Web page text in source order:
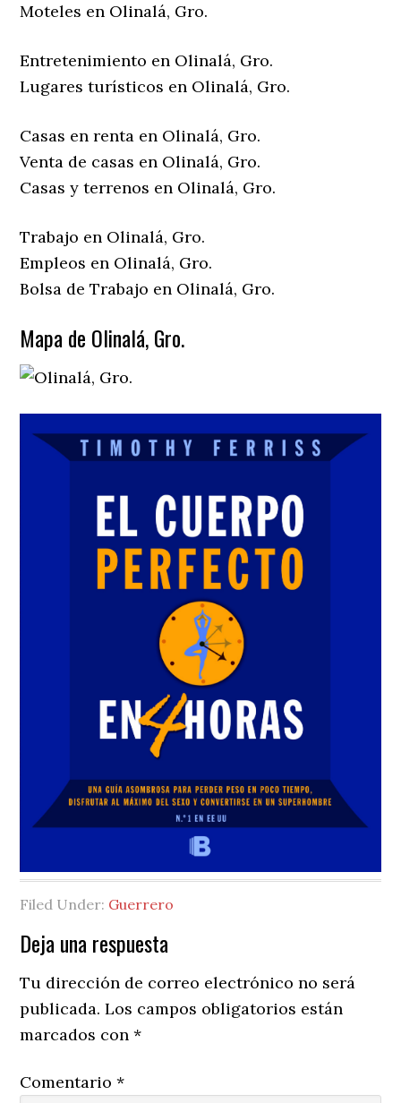
Moteles en Olinalá, Gro.
Entretenimiento en Olinalá, Gro.
Lugares turísticos en Olinalá, Gro.
Casas en renta en Olinalá, Gro.
Venta de casas en Olinalá, Gro.
Casas y terrenos en Olinalá, Gro.
Trabajo en Olinalá, Gro.
Empleos en Olinalá, Gro.
Bolsa de Trabajo en Olinalá, Gro.
Mapa de Olinalá, Gro.
Filed Under: Guerrero
Reader
Interactions
Deja una respuesta
Tu dirección de correo electrónico no será
publicada. Los campos obligatorios están
marcados con*
Comentario*